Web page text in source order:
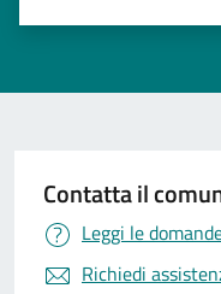
Contatta il
Leggi le
Richiedi